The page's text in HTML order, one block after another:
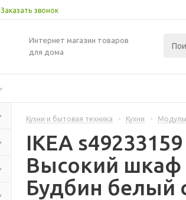
Заказать звонок
Интернет магазин товаров
для дома
Кухни и бытовая техника - Кухни -
IKEA
Высокий
Будбин белый